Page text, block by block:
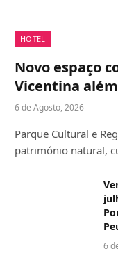
HOTEL
Novo espaço
Vicentina
6 de Agosto, 2026
Parque Cultural e
património natural,
6